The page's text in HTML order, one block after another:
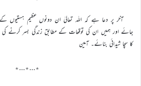
آخر پر دعا ہے کہ اللہ تعالیٰ ان دونوں عظیم ہستیوں
جائے اور ہمیں ان کی توقعات کے مطابق زندگی بسر کرنے کی
کا سچا شیدائی بنائے۔ آمین
٭…٭…٭